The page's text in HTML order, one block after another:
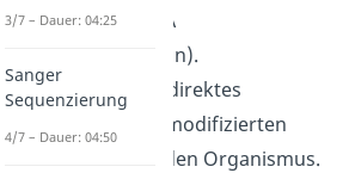
veränderter DNA
(Genmanipulation).
Direktes oder indirektes
des modifizierten
Erbmaterials in den Organismus.
3/7 – Dauer: 04:25
Sanger
Sequenzierung
4/7 – Dauer: 04:50